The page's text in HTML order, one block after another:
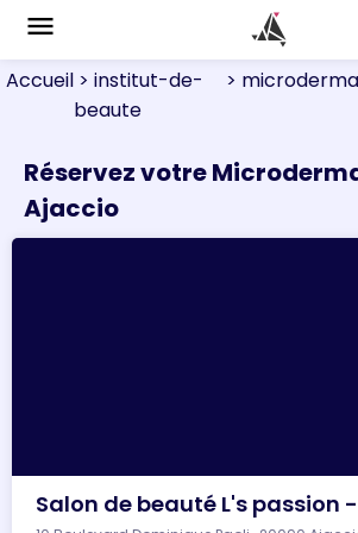
menu
Accueil > institut-de-
beaute
>
Réservez votre
Ajaccio
Salon de beauté L's passion